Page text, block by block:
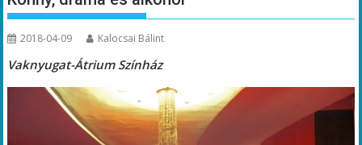
2018-04-09 Kalocsai Bálint
Vaknyugat-Átrium Színház